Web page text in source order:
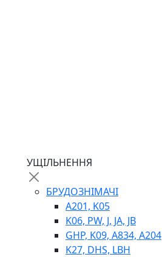
ЛЕБІДКИ
ВТУЛКИ
УЩІЛЬНЕННЯ
БРУДОЗНІМАЧІ
A201, K05
K06, PW, J, JA, JB
GHP, K09, A834, A204
K27, DHS, LBH